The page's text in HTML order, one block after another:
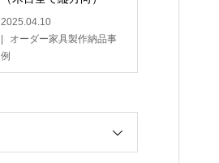
2025.04.10
オーダー家具製作納品事
例